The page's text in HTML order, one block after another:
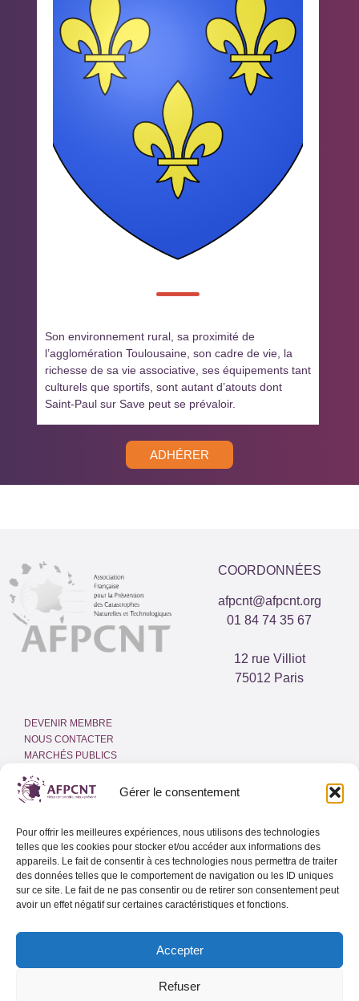
Gérer le consentement
Pour offrir les meilleures expériences, nous utilisons des technologies
telles que les cookies pour stocker et/ou accéder aux informations des
appareils. Le fait de consentir à ces technologies nous permettra de traiter
des données telles que le comportement de navigation ou les ID uniques
sur ce site. Le fait de ne pas consentir ou de retirer son consentement peut
avoir un effet négatif sur certaines caractéristiques et fonctions.
Accepter
Refuser
Son environnement rural, sa proximité de
l’agglomération Toulousaine, son cadre de vie, la
richesse de sa vie associative, ses équipements tant
culturels que sportifs, sont autant d’atouts dont
Saint-Paul sur Save peut se prévaloir.
ADHÉRER
COORDONNÉES
afpcnt@afpcnt.org
01 84 74 35 67
12 rue Villiot
75012 Paris
DEVENIR MEMBRE
NOUS CONTACTER
MARCHÉS PUBLICS
INTRANET
POLITIQUE DE COOKIES
(UE)
Adresse email
Lettre d’info spéciale Outre-Mer